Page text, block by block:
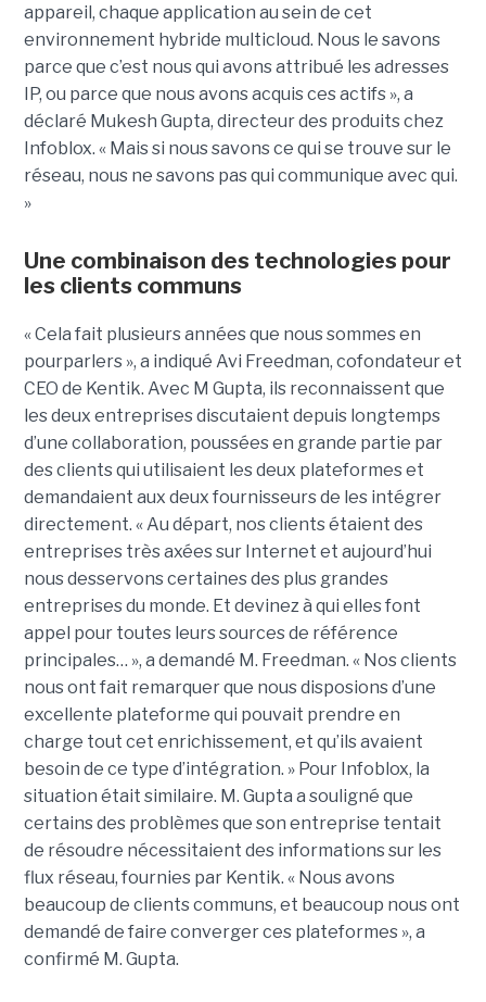
appareil, chaque application au sein de cet
environnement hybride multicloud. Nous le savons
parce que c’est nous qui avons attribué les adresses
IP, ou parce que nous avons acquis ces actifs », a
déclaré Mukesh Gupta, directeur des produits chez
Infoblox. « Mais si nous savons ce qui se trouve sur le
réseau, nous ne savons pas qui communique avec qui.
»
Une combinaison des technologies pour
les clients communs
« Cela fait plusieurs années que nous sommes en
pourparlers », a indiqué Avi Freedman, cofondateur et
CEO de Kentik. Avec M Gupta, ils reconnaissent que
les deux entreprises discutaient depuis longtemps
d’une collaboration, poussées en grande partie par
des clients qui utilisaient les deux plateformes et
demandaient aux deux fournisseurs de les intégrer
directement. « Au départ, nos clients étaient des
entreprises très axées sur Internet et aujourd’hui
nous desservons certaines des plus grandes
entreprises du monde. Et devinez à qui elles font
appel pour toutes leurs sources de référence
principales… », a demandé M. Freedman. « Nos clients
nous ont fait remarquer que nous disposions d’une
excellente plateforme qui pouvait prendre en
charge tout cet enrichissement, et qu’ils avaient
besoin de ce type d’intégration. » Pour Infoblox, la
situation était similaire. M. Gupta a souligné que
certains des problèmes que son entreprise tentait
de résoudre nécessitaient des informations sur les
flux réseau, fournies par Kentik. « Nous avons
beaucoup de clients communs, et beaucoup nous ont
demandé de faire converger ces plateformes », a
confirmé M. Gupta.